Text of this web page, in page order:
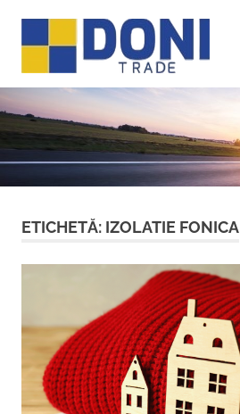
conținut
ETICHETĂ: IZOLATIE FONICA